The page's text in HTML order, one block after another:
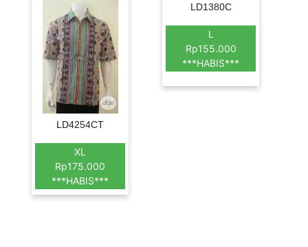
LD4254CT
XL
Rp175.000
***HABIS***
LD1380C
L
Rp155.000
***HABIS***